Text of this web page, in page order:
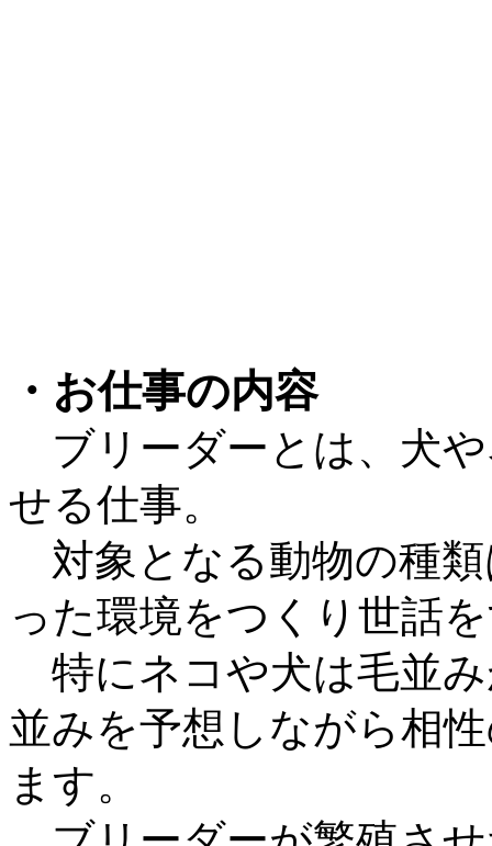
・お仕事の内容
ブリーダーとは、犬
せる仕事。
対象となる動物の種
った環境をつくり世話
特にネコや犬は毛並
並みを予想しながら相
ます。